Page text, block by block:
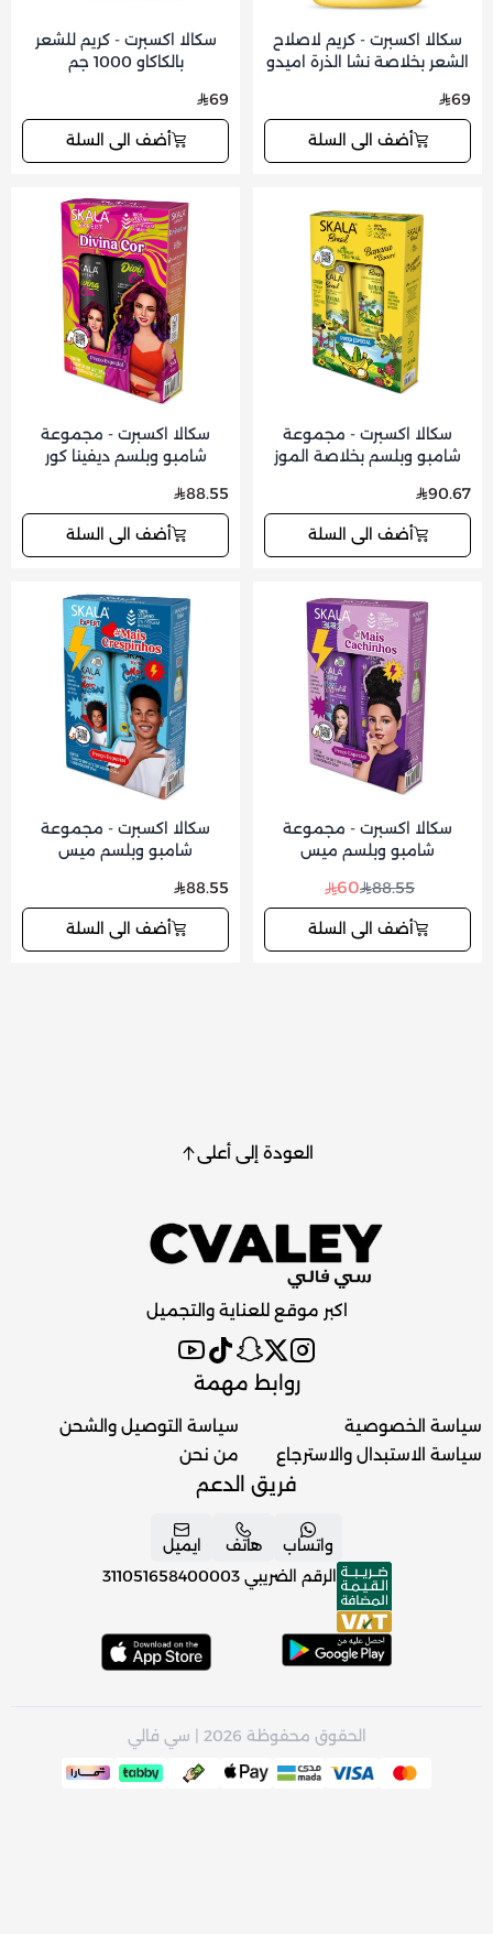
سكالا اكسبرت - كريم لاصلاح
الشعر بخلاصة نشا الذرة اميدو
69
أضف الى السلة
سكالا اكسبرت - كريم للشعر
بالكاكاو 1000 جم
69
أضف الى السلة
سكالا اكسبرت - مجموعة
شامبو وبلسم بخلاصة الموز
90.67
أضف الى السلة
سكالا اكسبرت - مجموعة
شامبو وبلسم ديفينا كور
88.55
أضف الى السلة
سكالا اكسبرت - مجموعة
شامبو وبلسم ميس
مل88.55
60
أضف الى السلة
سكالا اكسبرت - مجموعة
شامبو وبلسم ميس
88.55
أضف الى السلة
العودة إلى أعلى
اكبر موقع للعناية والتجميل
روابط مهمة
سياسة الخصوصية
سياسة الاستبدال والاسترجاع
سياسة التوصيل والشحن
من نحن
فريق الدعم
واتساب هاتف
ايميل
الرقم الضريبي 311051658400003
الحقوق محفوظة 2026 | سي فالي